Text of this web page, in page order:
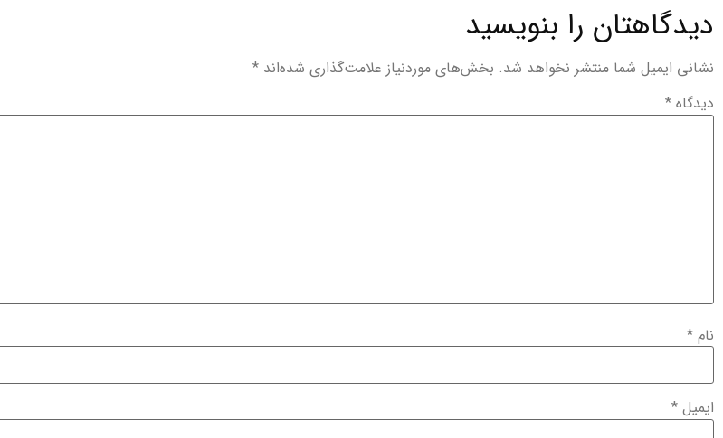
دیدگاهتان را بنویسید
نشانی ایمیل شما منتشر نخواهد شد. بخش‌های موردنیاز علامت‌گذاری شده‌اند *
دیدگاه *
نام *
ایمیل *